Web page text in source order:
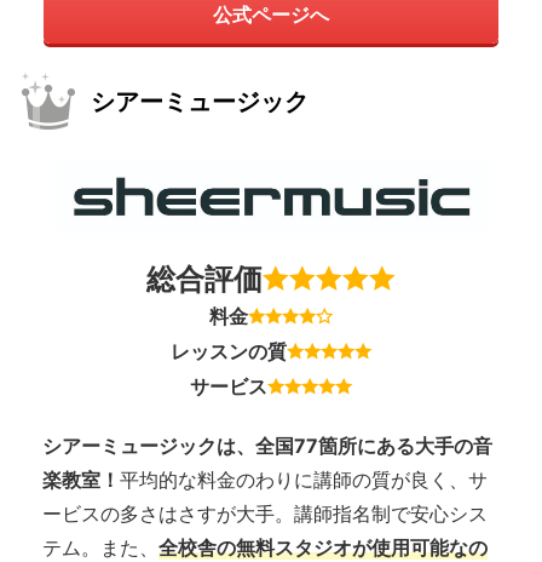
公式ページへ
シアーミュージック
総合評価
料金
レッスンの質
サービス
シアーミュージックは、全国77箇所にある大手の音
楽教室！ 平均的な料金のわりに講師の質が良く、サ
ービスの多さはさすが大手。講師指名制で安心シス
テム。また、 全校舎の無料スタジオが使用可能なの